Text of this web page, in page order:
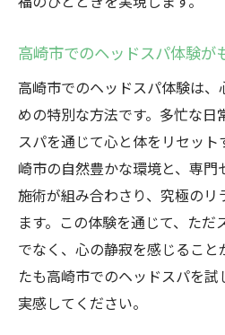
高崎市のヘッドスパで頭
ョンを同時に実現
高崎市のヘッドスパ
ケアとリラクゼーシ
頭皮と心を癒す高崎
高崎市のヘッドスパ
見
リラクゼーションと
のヘッドスパ
高崎市のヘッドスパで
高崎市でのヘッドスパ体験が
高崎市でのヘッドスパ体験は
めの特別な方法です。多忙な日
スパを通じて心と体をリセット
崎市の自然豊かな環境と、専
施術が組み合わさり、究極のリ
ます。この体験を通じて、た
でなく、心の静寂を感じるこ
たも高崎市でのヘッドスパを
実感してください。